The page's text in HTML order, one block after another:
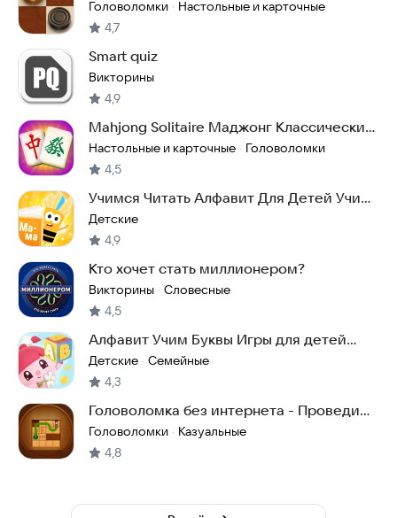
Головоломки · Настольные и карточные
4,7
Smart quiz
Викторины
4,9
Mahjong Solitaire Маджонг Классический
Пасьянс 3D
Настольные и карточные · Головоломки
4,5
Учимся Читать Алфавит Для Детей Учим
Буквы Игры
Детские
4,9
Кто хочет стать миллионером?
Викторины · Словесные
4,5
Алфавит Учим Буквы Игры для детей
Малышарики АБВ
Детские · Семейные
4,3
Головоломка без интернета - Проведи
шарик
Головоломки · Казуальные
4,8